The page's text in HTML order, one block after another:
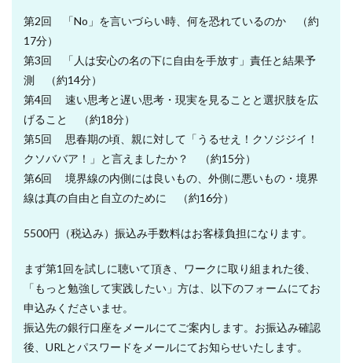
ー
ヤ
ー
第2回 「No」を言いづらい時、何を恐れているのか （約
17分）
第3回 「人は安心の名の下に自由を手放す」責任と結果予
測 （約14分）
第4回 速い思考と遅い思考・現実を見ることと選択肢を広
げること （約18分）
第5回 思春期の頃、親に対して「うるせえ！クソジジイ！
クソババア！」と言えましたか？ （約15分）
第6回 境界線の内側には良いもの、外側に悪いもの・境界
線は真の自由と自立のために （約16分）
5500円（税込み）振込み手数料はお客様負担になります。
まず第1回を試しに聴いて頂き、ワークに取り組まれた後、
「もっと勉強して実践したい」方は、以下のフォームにてお
申込みくださいませ。
振込先の銀行口座をメールにてご案内します。お振込み確認
後、URLとパスワードをメールにてお知らせいたします。